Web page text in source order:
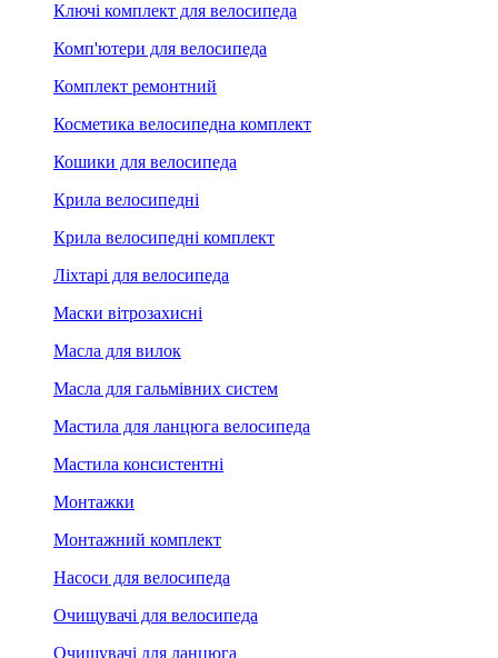
Ключі комплект для велосипеда
Комп'ютери для велосипеда
Комплект ремонтний
Косметика велосипедна комплект
Кошики для велосипеда
Крила велосипедні
Крила велосипедні комплект
Ліхтарі для велосипеда
Маски вітрозахисні
Масла для вилок
Масла для гальмівних систем
Мастила для ланцюга велосипеда
Мастила консистентні
Монтажки
Монтажний комплект
Насоси для велосипеда
Очищувачі для велосипеда
Очищувачі для ланцюга